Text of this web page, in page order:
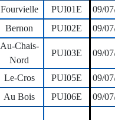
Fourvielle PUI01E
09/
Bernon PUI02E 09/
Au-Chais-
Nord
PUI03E 09/
Le-Cros PUI05E
09/
Au Bois PUI06E
09/